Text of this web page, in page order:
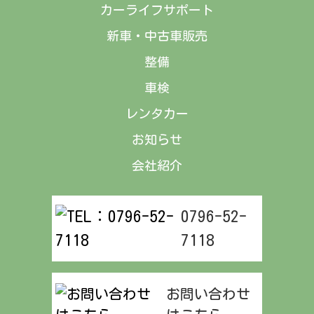
カーライフサポート
新車・中古車販売
整備
車検
レンタカー
お知らせ
会社紹介
0796-52-
7118
お問い合わせ